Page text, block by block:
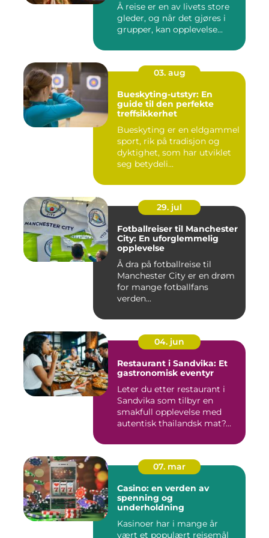
Å reise er en av livets store
gleder, og når det gjøres i
grupper, kan opplevelse...
03. aug
Bueskyting-utstyr: En
guide til den perfekte
treffsikkerhet
Bueskyting er en eldgammel
sport, rik på tradisjon og
dyktighet, som har utviklet
seg betydeli...
29. jul
Fotballreiser til Manchester
City: En uforglemmelig
opplevelse
Å dra på fotballreise til
Manchester City er en drøm
for mange fotballfans
verden...
04. jun
Restaurant i Sandvika: Et
gastronomisk eventyr
Leter du etter restaurant i
Sandvika som tilbyr en
smakfull opplevelse med
autentisk thailandsk mat?...
07. mar
Casino: en verden av
spenning og
underholdning
Kasinoer har i mange år
vært et populært reisemål